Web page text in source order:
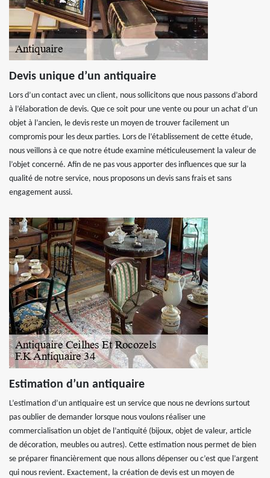
Devis unique d’un antiquaire
Lors d’un contact avec un client, nous sollicitons que nous passons d’abord
à l’élaboration de devis. Que ce soit pour une vente ou pour un achat d’un
objet à l’ancien, le devis reste un moyen de trouver facilement un
compromis pour les deux parties. Lors de l’établissement de cette étude,
nous veillons à ce que notre étude examine méticuleusement la valeur de
l’objet concerné. Afin de ne pas vous apporter des influences que sur la
qualité de notre service, nous proposons un devis sans frais et sans
engagement aussi.
Estimation d’un antiquaire
L’estimation d’un antiquaire est un service que nous ne devrions surtout
pas oublier de demander lorsque nous voulons réaliser une
commercialisation un objet de l’antiquité (bijoux, objet de valeur, article
de décoration, meubles ou autres). Cette estimation nous permet de bien
se préparer financièrement que nous allons dépenser ou c’est que l’argent
qui nous revient. Exactement, la création de devis est un moyen de